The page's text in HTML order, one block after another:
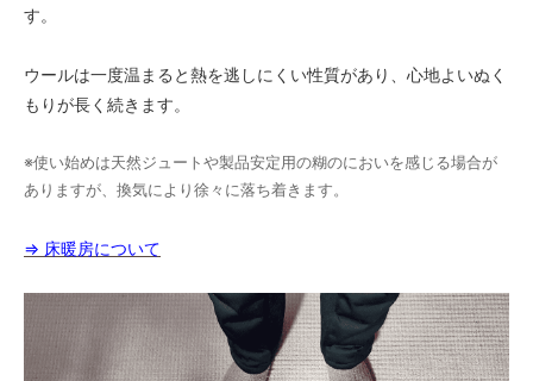
す。
ウールは一度温まると熱を逃しにくい性質があり、心地よいぬく
もりが長く続きます。
※使い始めは天然ジュートや製品安定用の糊のにおいを感じる場合が
ありますが、換気により徐々に落ち着きます。
⇒ 床暖房について